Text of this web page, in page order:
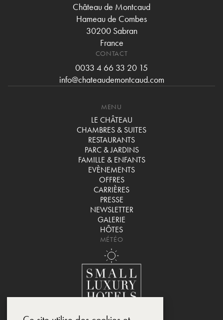
Château de Montcaud
Hameau de Combes
30200 Sabran
France
CONTACT
0033 4 66 33 20 15
info@chateaudemontcaud.com
MENU
LE CHÂTEAU
CHAMBRES & SUITES
RESTAURANTS
PARC & JARDINS
FAMILLE & ENFANTS
EVÈNEMENTS
OFFRES
CARRIÈRES
PRESSE
NEWSLETTER
GALERIE
HÔTES
MÉTÉO